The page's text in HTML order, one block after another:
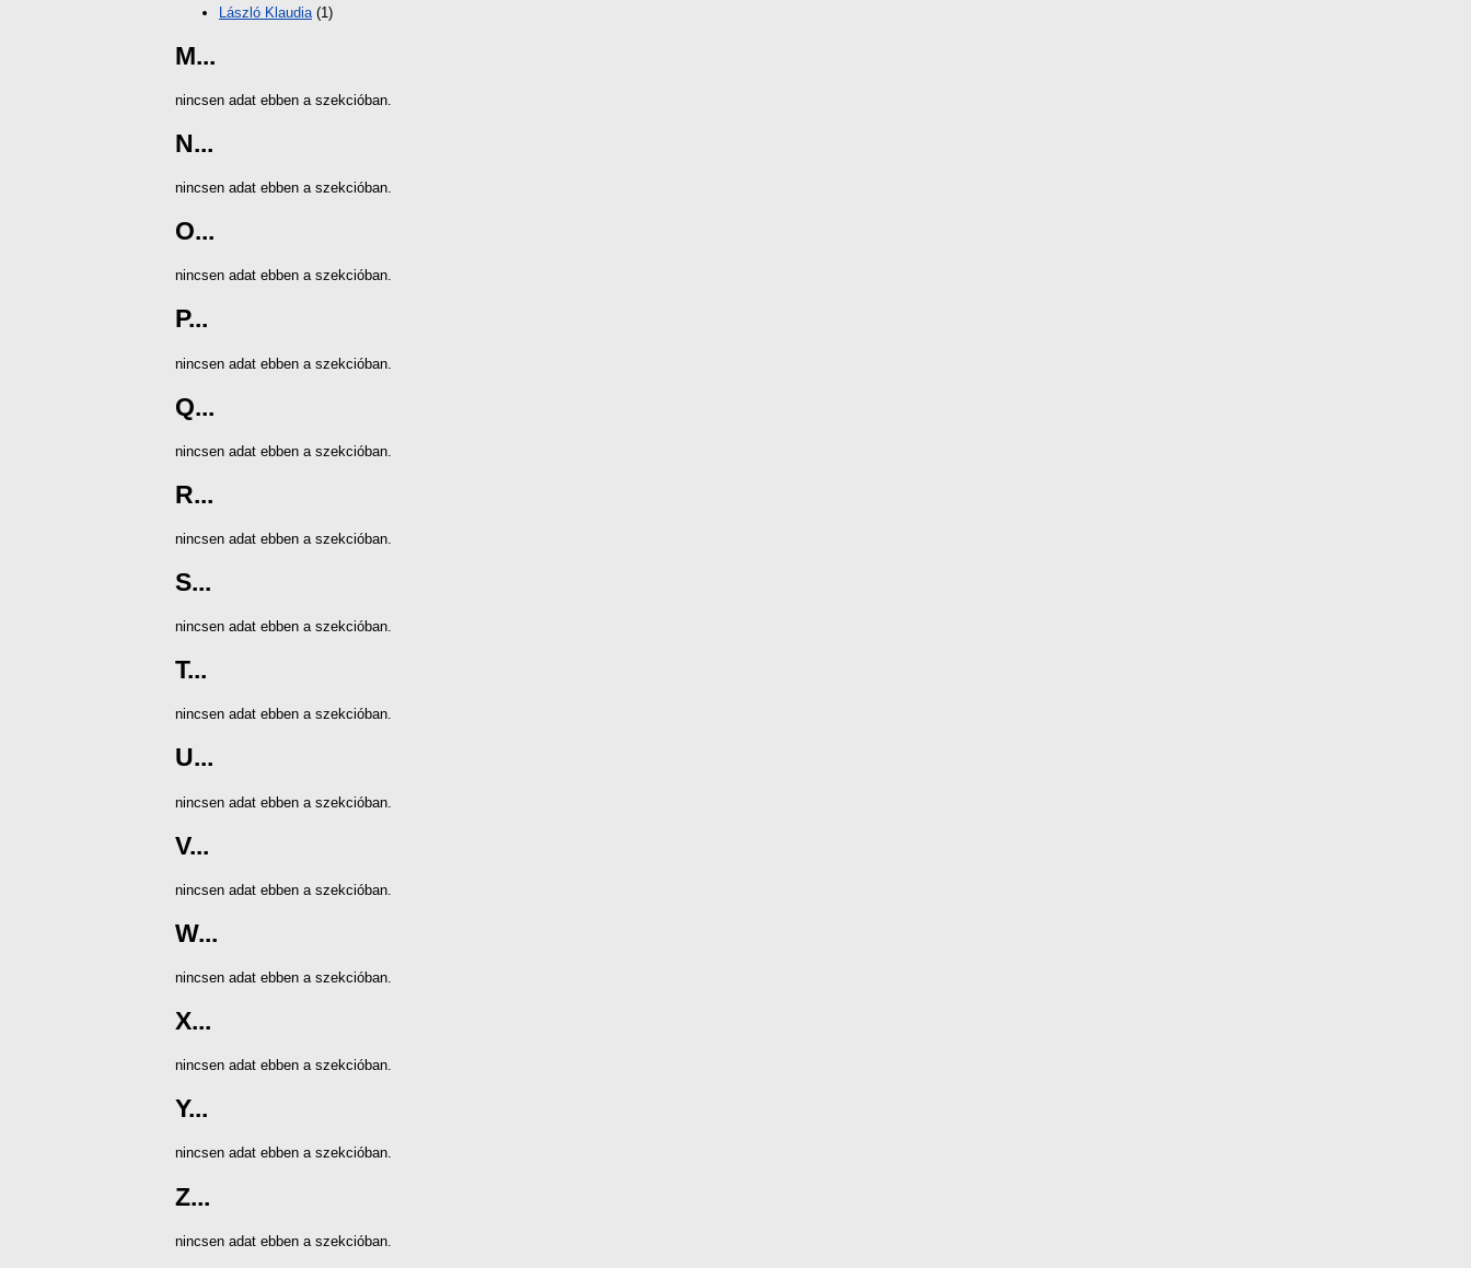
László Klaudia (1)
M...
nincsen adat ebben a szekcióban.
N...
nincsen adat ebben a szekcióban.
O...
nincsen adat ebben a szekcióban.
P...
nincsen adat ebben a szekcióban.
Q...
nincsen adat ebben a szekcióban.
R...
nincsen adat ebben a szekcióban.
S...
nincsen adat ebben a szekcióban.
T...
nincsen adat ebben a szekcióban.
U...
nincsen adat ebben a szekcióban.
V...
nincsen adat ebben a szekcióban.
W...
nincsen adat ebben a szekcióban.
X...
nincsen adat ebben a szekcióban.
Y...
nincsen adat ebben a szekcióban.
Z...
nincsen adat ebben a szekcióban.